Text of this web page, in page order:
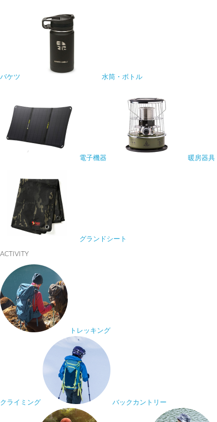
バケツ 水筒・ボトル
電子機器 暖房器具
グランドシート
ACTIVITY
トレッキング
クライミング バックカントリー